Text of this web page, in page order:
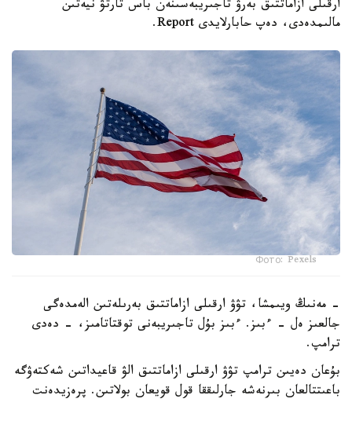
ارقىلى ازاماتتىق بەرۋ تاجىريبەسىنەن باس تارتۋ نيەتىن
مالىمدەدى، دەپ حابارلايدى Report.
Фото: Pexels
- مەنىڭ ويىمشا، تۋۋ ارقىلى ازاماتتىق بەرىلەتىن الەمدەگى
جالعىز ەل - ءبىز. ءبىز بۇل تاجىريبەنى توقتاتامىز، - دەدى
ترامپ.
بۇعان دەيىن ترامپ تۋۋ ارقىلى ازاماتتىق الۋ قاعيداتىن شەكتەۋگە
باعىتتالعان بىرنەشە جارلىققا قول قويعان بولاتىن. پرەزيدەنت